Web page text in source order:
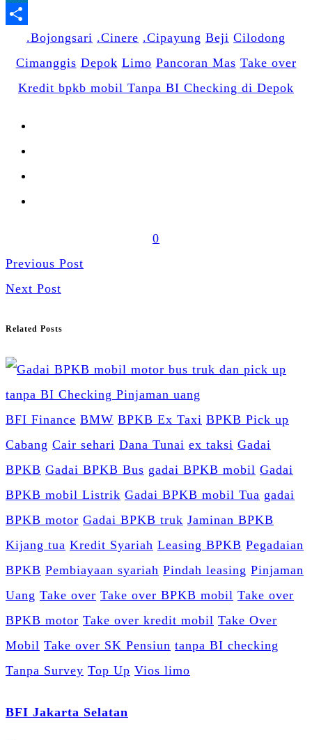
Share
.Bojongsari .Cinere .Cipayung Beji Cilodong
Cimanggis Depok Limo Pancoran Mas Take over
Kredit bpkb mobil Tanpa BI Checking di Depok
0
Previous Post
Next Post
Related Posts
BFI Finance BMW BPKB Ex Taxi BPKB Pick up
Cabang Cair sehari Dana Tunai ex taksi Gadai
BPKB Gadai BPKB Bus gadai BPKB mobil Gadai
BPKB mobil Listrik Gadai BPKB mobil Tua gadai
BPKB motor Gadai BPKB truk Jaminan BPKB
Kijang tua Kredit Syariah Leasing BPKB Pegadaian
BPKB Pembiayaan syariah Pindah leasing Pinjaman
Uang Take over Take over BPKB mobil Take over
BPKB motor Take over kredit mobil Take Over
Mobil Take over SK Pensiun tanpa BI checking
Tanpa Survey Top Up Vios limo
BFI Jakarta Selatan